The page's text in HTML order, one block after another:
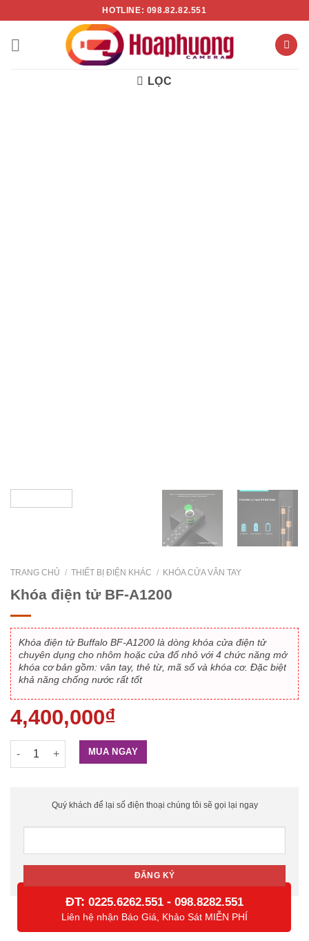
nội
HOTLINE: 098.82.82.551
LỌC
TRANG CHỦ / THIẾT BỊ ĐIỆN KHÁC / KHÓA CỬA VÂN TAY
Khóa điện tử BF-A1200
Khóa điện tử Buffalo BF-A1200 là dòng khóa cửa điện tử
chuyên dụng cho nhôm hoặc cửa đố nhỏ với 4 chức năng mở
khóa cơ bản gồm: vân tay, thẻ từ, mã số và khóa cơ. Đặc biệt
khả năng chống nước rất tốt
4,400,000₫
Khóa điện tử BF-A1200 số lượng
MUA NGAY
Quý khách để lại số điện thoại chúng tôi sẽ gọi lại ngay
ĐT: 0225.6262.551 - 098.8282.551
Liên hệ nhận Báo Giá, Khảo Sát MIỄN PHÍ